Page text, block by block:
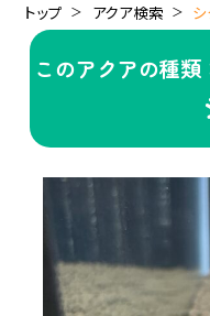
トップ アクア検索 シ
このアクアの種